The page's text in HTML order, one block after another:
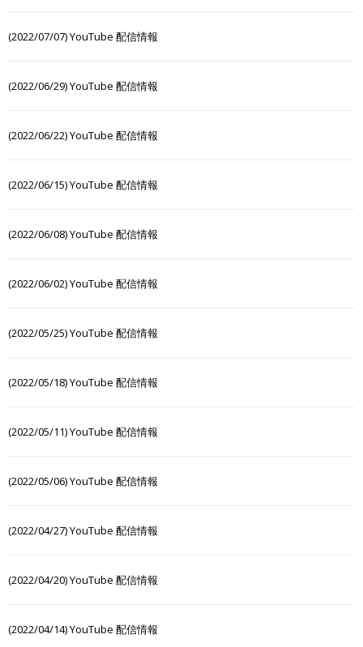
(2022/07/07) YouTube 配信情報
(2022/06/29) YouTube 配信情報
(2022/06/22) YouTube 配信情報
(2022/06/15) YouTube 配信情報
(2022/06/08) YouTube 配信情報
(2022/06/02) YouTube 配信情報
(2022/05/25) YouTube 配信情報
(2022/05/18) YouTube 配信情報
(2022/05/11) YouTube 配信情報
(2022/05/06) YouTube 配信情報
(2022/04/27) YouTube 配信情報
(2022/04/20) YouTube 配信情報
(2022/04/14) YouTube 配信情報